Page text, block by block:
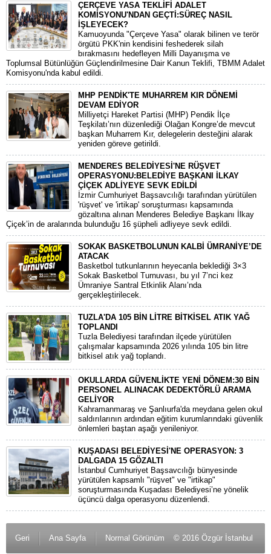
ÇERÇEVE YASA TEKLİFİ ADALET
KOMİSYONU'NDAN GEÇTİ:SÜREÇ NASIL
İŞLEYECEK?
​Kamuoyunda "Çerçeve Yasa" olarak bilinen ve terör
örgütü PKK'nin kendisini feshederek silah
bırakmasını hedefleyen Milli Dayanışma ve
Toplumsal Bütünlüğün Güçlendirilmesine Dair Kanun Teklifi, TBMM Adalet
Komisyonu'nda kabul edildi.
MHP PENDİK'TE MUHARREM KIR DÖNEMİ
DEVAM EDİYOR
​Milliyetçi Hareket Partisi (MHP) Pendik İlçe
Teşkilatı’nın düzenlediği Olağan Kongre’de mevcut
başkan Muharrem Kır, delegelerin desteğini alarak
yeniden göreve getirildi.
MENDERES BELEDİYESİ'NE RÜŞVET
OPERASYONU:BELEDİYE BAŞKANI İLKAY
ÇİÇEK ADLİYEYE SEVK EDİLDİ
​İzmir Cumhuriyet Başsavcılığı tarafından yürütülen
'rüşvet' ve 'irtikap' soruşturması kapsamında
gözaltına alınan Menderes Belediye Başkanı İlkay
Çiçek’in de aralarında bulunduğu 16 şüpheli adliyeye sevk edildi.
SOKAK BASKETBOLUNUN KALBİ ÜMRANİYE’DE
ATACAK
Basketbol tutkunlarının heyecanla beklediği 3×3
Sokak Basketbol Turnuvası, bu yıl 7’nci kez
Ümraniye Santral Etkinlik Alanı’nda
gerçekleştirilecek.
TUZLA'DA 105 BİN LİTRE BİTKİSEL ATIK YAĞ
TOPLANDI
Tuzla Belediyesi tarafından ilçede yürütülen
çalışmalar kapsamında 2026 yılında 105 bin litre
bitkisel atık yağ toplandı.
OKULLARDA GÜVENLİKTE YENİ DÖNEM:30 BİN
PERSONEL ALINACAK DEDEKTÖRLÜ ARAMA
GELİYOR
​Kahramanmaraş ve Şanlıurfa'da meydana gelen okul
saldırılarının ardından eğitim kurumlarındaki güvenlik
önlemleri baştan aşağı yenileniyor.
KUŞADASI BELEDİYESİ'NE OPERASYON: 3
DALGADA 15 GÖZALTI
​İstanbul Cumhuriyet Başsavcılığı bünyesinde
yürütülen kapsamlı "rüşvet" ve "irtikap"
soruşturmasında Kuşadası Belediyesi’ne yönelik
üçüncü dalga operasyonu düzenlendi.
Geri Ana Sayfa Normal Görünüm © 2016 Özgür İstanbul